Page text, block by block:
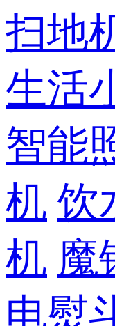
扫地
生活
智能
机 饮
机 魔
电熨